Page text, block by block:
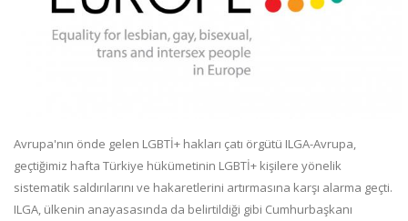
Avrupa'nın önde gelen LGBTİ+ hakları çatı örgütü ILGA-Avrupa,
geçtiğimiz hafta Türkiye hükümetinin LGBTİ+ kişilere yönelik
sistematik saldırılarını ve hakaretlerini artırmasına karşı alarma geçti.
ILGA, ülkenin anayasasında da belirtildiği gibi Cumhurbaşkanı